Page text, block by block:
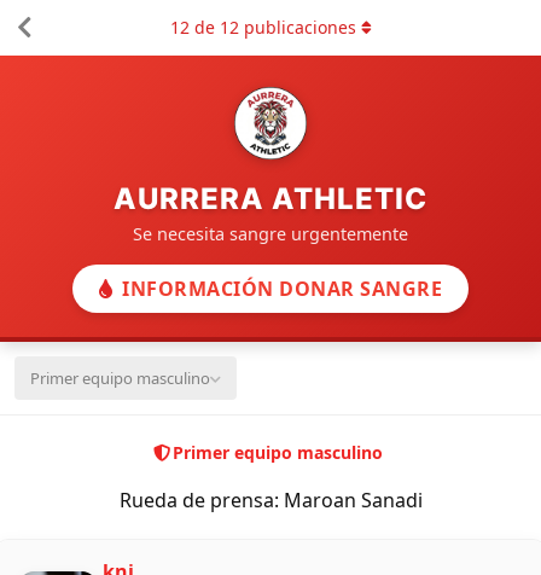
AURRERA ATHLETIC
Se necesita sangre urgentemente
INFORMACIÓN DONAR SANGRE
Primer equipo masculino
Primer equipo masculino
Rueda de prensa: Maroan Sanadi
12de 12publicaciones